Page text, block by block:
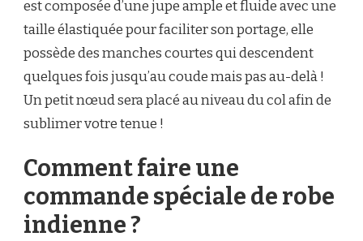
est composée d’une jupe ample et fluide avec une
taille élastiquée pour faciliter son portage, elle
possède des manches courtes qui descendent
quelques fois jusqu’au coude mais pas au-delà !
Un petit nœud sera placé au niveau du col afin de
sublimer votre tenue !
Comment faire une
commande spéciale de robe
indienne ?